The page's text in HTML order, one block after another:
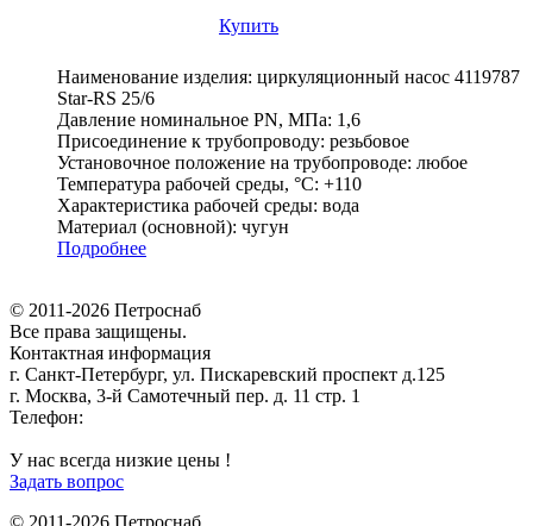
Купить
Наименование изделия: циркуляционный насос 4119787
Star-RS 25/6
Давление номинальное PN, МПа: 1,6
Присоединение к трубопроводу: резьбовое
Установочное положение на трубопроводе: любое
Температура рабочей среды, °С: +110
Характеристика рабочей среды: вода
Материал (основной): чугун
Подробнее
© 2011-2026 Петроснаб
Все права защищены.
Контактная информация
г. Санкт-Петербург, ул. Пискаревский проспект д.125
г. Москва, 3-й Самотечный пер. д. 11 стр. 1
Телефон:
У нас всегда низкие цены !
Задать вопрос
© 2011-2026 Петроснаб